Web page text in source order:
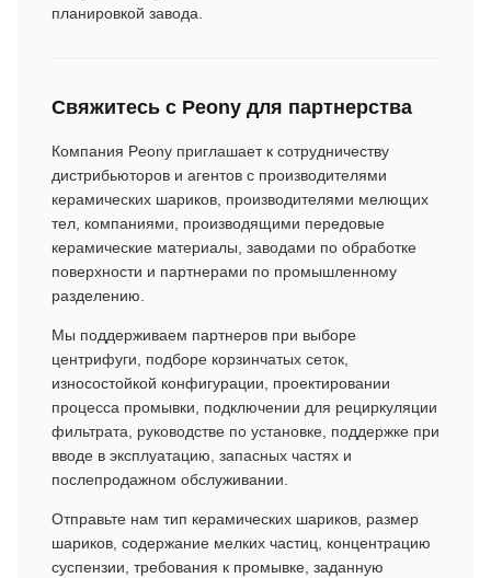
планировкой завода.
Свяжитесь с Peony для партнерства
Компания Peony приглашает к сотрудничеству
дистрибьюторов и агентов с производителями
керамических шариков, производителями мелющих
тел, компаниями, производящими передовые
керамические материалы, заводами по обработке
поверхности и партнерами по промышленному
разделению.
Мы поддерживаем партнеров при выборе
центрифуги, подборе корзинчатых сеток,
износостойкой конфигурации, проектировании
процесса промывки, подключении для рециркуляции
фильтрата, руководстве по установке, поддержке при
вводе в эксплуатацию, запасных частях и
послепродажном обслуживании.
Отправьте нам тип керамических шариков, размер
шариков, содержание мелких частиц, концентрацию
суспензии, требования к промывке, заданную